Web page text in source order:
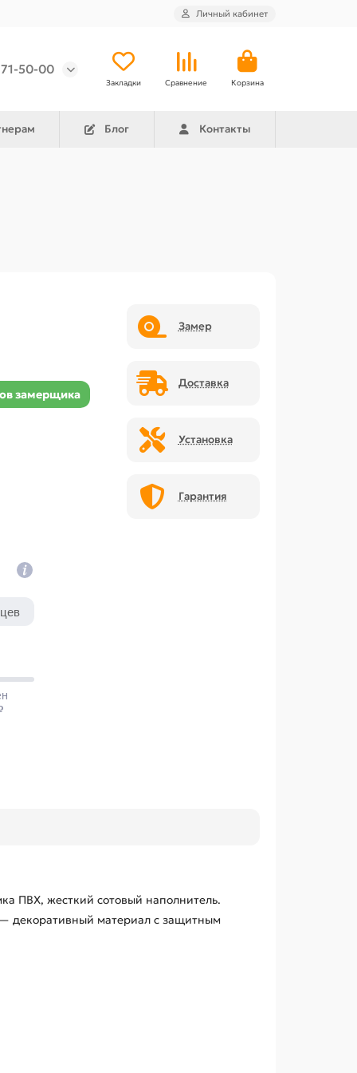
Личный кабинет
50-00
Закладки Сравнение Корзина
Блог Контакты
замерщика
Замер
Доставка
Установка
Гарантия
ПВХ, жесткий сотовый наполнитель.
декоративный материал с защитным